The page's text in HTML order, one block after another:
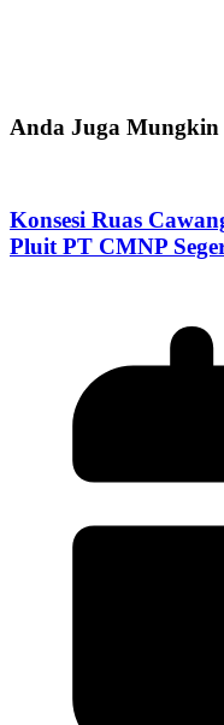
Anda Juga Mungkin
Konsesi Ruas
Pluit PT CMNP